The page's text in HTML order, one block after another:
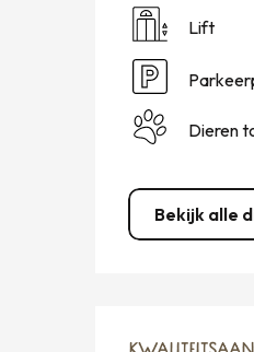
Lift
Dieren
Bekijk alle